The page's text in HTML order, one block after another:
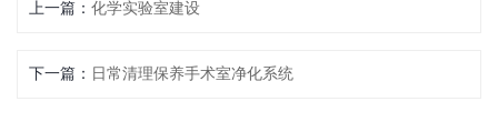
上一篇 化学实验室建设
下一篇 日常清理保养手术室净化系统